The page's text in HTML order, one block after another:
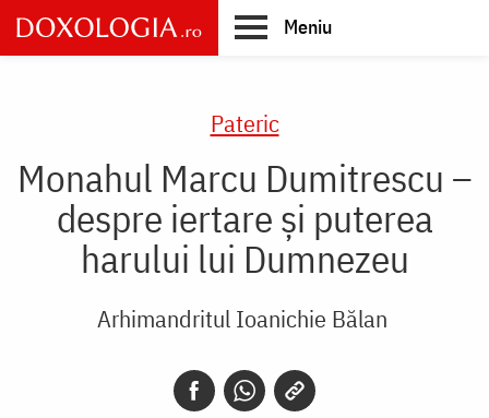
Skip
to
main
Meniu
Pateric
Monahul Marcu Dumitrescu –
despre iertare și puterea
harului lui Dumnezeu
Arhimandritul Ioanichie Bălan